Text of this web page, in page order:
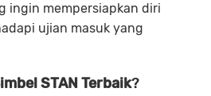
ingin mempersiapkan diri
ujian masuk yang
STAN Terbaik?